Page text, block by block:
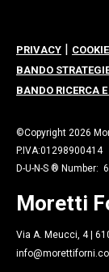
PRIVACY |
BANDO
BANDO RICERCA
©Copyright 2026
P.IVA:01298900414
D-U-N-S ® Number:
Moretti
Via A. Meucci, 4 |